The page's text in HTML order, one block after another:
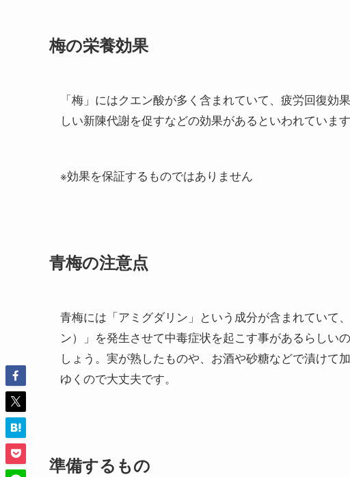
梅の栄養効果
「梅」にはクエン酸が多く含まれていて、疲労回復
しい新陳代謝を促すなどの効果があるといわれていま
※効果を保証するものではありません
青梅の注意点
青梅には「アミグダリン」という成分が含まれていて
ン）」を発生させて中毒症状を起こす事があるらしい
しょう。実が熟したものや、お酒や砂糖などで漬けて
ゆくので大丈夫です。
準備するもの